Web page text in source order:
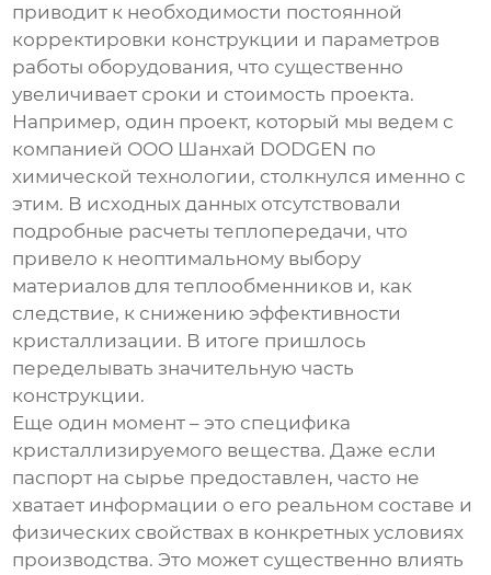
приводит к необходимости постоянной
корректировки конструкции и параметров
работы оборудования, что существенно
увеличивает сроки и стоимость проекта.
Например, один проект, который мы ведем с
компанией ООО Шанхай DODGEN по
химической технологии, столкнулся именно с
этим. В исходных данных отсутствовали
подробные расчеты теплопередачи, что
привело к неоптимальному выбору
материалов для теплообменников и, как
следствие, к снижению эффективности
кристаллизации. В итоге пришлось
переделывать значительную часть
конструкции.
Еще один момент – это специфика
кристаллизируемого вещества. Даже если
паспорт на сырье предоставлен, часто не
хватает информации о его реальном составе и
физических свойствах в конкретных условиях
производства. Это может существенно влиять